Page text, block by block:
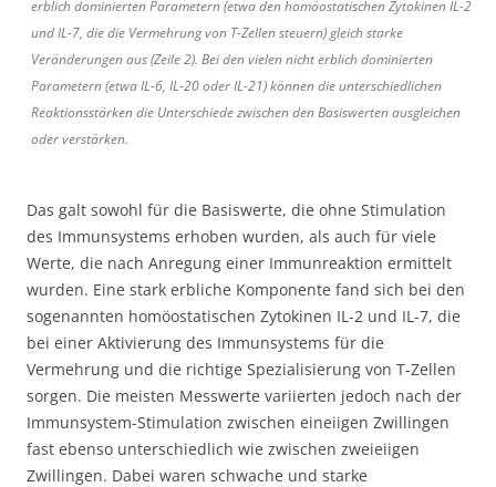
erblich dominierten Parametern (etwa den homöostatischen Zytokinen IL-2
und IL-7, die die Vermehrung von T-Zellen steuern) gleich starke
Veränderungen aus (Zeile 2). Bei den vielen nicht erblich dominierten
Parametern (etwa IL-6, IL-20 oder IL-21) können die unterschiedlichen
Reaktionsstärken die Unterschiede zwischen den Basiswerten ausgleichen
oder verstärken.
Das galt sowohl für die Basiswerte, die ohne Stimulation
des Immunsystems erhoben wurden, als auch für viele
Werte, die nach Anregung einer Immunreaktion ermittelt
wurden. Eine stark erbliche Komponente fand sich bei den
sogenannten homöostatischen Zytokinen IL-2 und IL-7, die
bei einer Aktivierung des Immunsystems für die
Vermehrung und die richtige Spezialisierung von T-Zellen
sorgen. Die meisten Messwerte variierten jedoch nach der
Immunsystem-Stimulation zwischen eineiigen Zwillingen
fast ebenso unterschiedlich wie zwischen zweieiigen
Zwillingen. Dabei waren schwache und starke